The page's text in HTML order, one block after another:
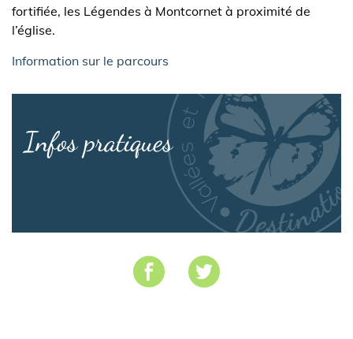
fortifiée, les Légendes à Montcornet à proximité de
l’église.
Information sur le parcours
Infos pratiques
Informations sur le parcours